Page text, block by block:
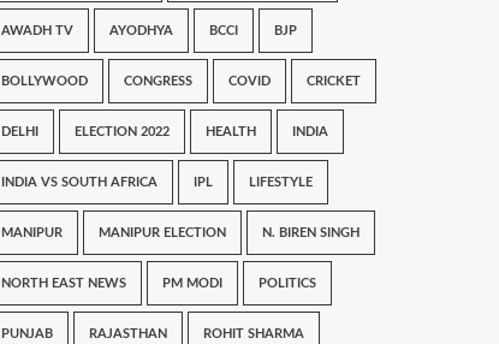
AWADH TV AYODHYA BCCI BJP
BOLLYWOOD CONGRESS COVID CRICKET
DELHI ELECTION 2022 HEALTH INDIA
INDIA VS SOUTH AFRICA IPL LIFESTYLE
MANIPUR MANIPUR ELECTION N. BIREN SINGH
NORTH EAST NEWS PM MODI POLITICS
PUNJAB RAJASTHAN ROHIT SHARMA